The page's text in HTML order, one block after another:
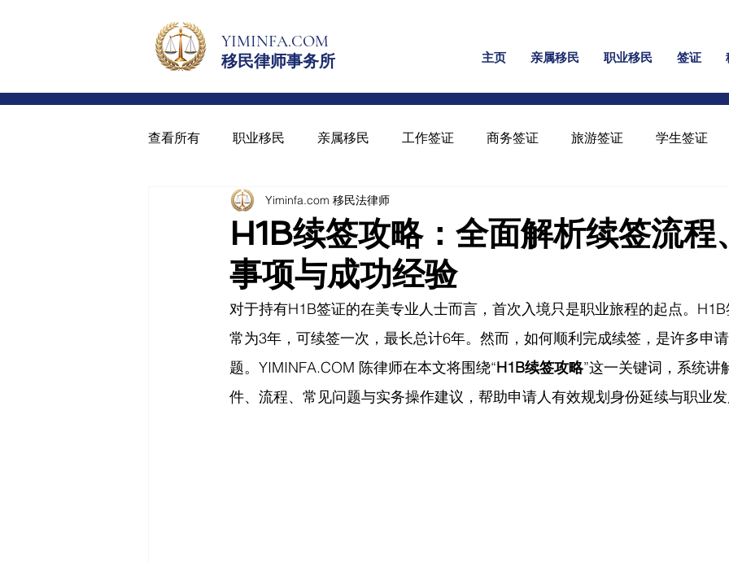
YIMINFA.COM
移民律师事务所
主页 亲属移民 职业移民 签证
查看所有 职业移民 亲属移民 工作签证 商务签证 旅游签证 学生签证
绿卡与入籍 青少年绿卡 保释
H1B续签攻略：全面解析续签流程
事项与成功经验
Yiminfa.com 移民法律师
对于持有H1B签证的在美专业人士而言，首次入境只是职业旅程的起点。
常为3年，可续签一次，最长总计6年。然而，如何顺利完成续签，是许多申
题。 YIMINFA.COM 陈律师在本文将围绕“H1B续签攻略”这一关键词，系统讲
件、流程、常见问题与实务操作建议，帮助申请人有效规划身份延续与职业发